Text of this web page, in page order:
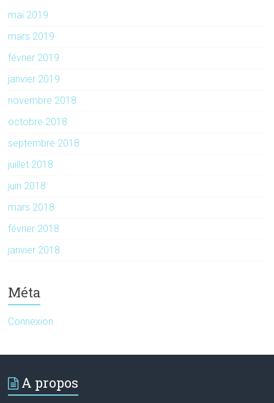
mai 2019
mars 2019
février 2019
janvier 2019
novembre 2018
octobre 2018
septembre 2018
juillet 2018
juin 2018
mars 2018
février 2018
janvier 2018
Méta
Connexion
A propos